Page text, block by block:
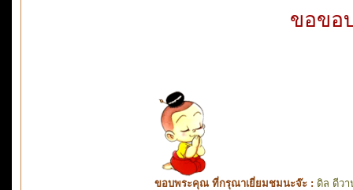
ขอขอ
ขอบพระคุณ ที่กรุณาเยี่ยมชมนะจ๊ะ : ดิล ดีวา